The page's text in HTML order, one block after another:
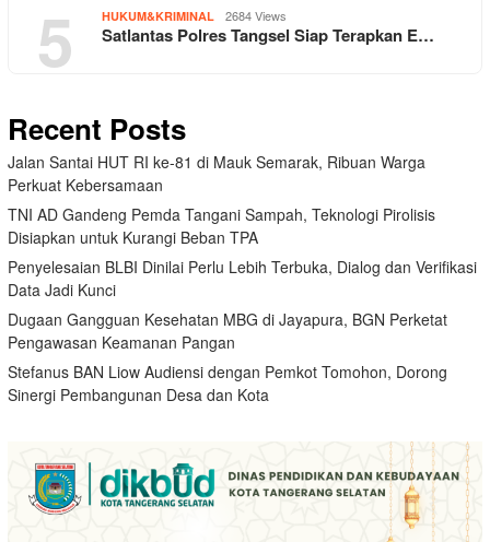
5 HUKUM&KRIMINAL 2684 Views
Satlantas Polres Tangsel Siap Terapkan E…
Recent Posts
Jalan Santai HUT RI ke-81 di Mauk Semarak, Ribuan Warga
Perkuat Kebersamaan
TNI AD Gandeng Pemda Tangani Sampah, Teknologi Pirolisis
Disiapkan untuk Kurangi Beban TPA
Penyelesaian BLBI Dinilai Perlu Lebih Terbuka, Dialog dan Verifikasi
Data Jadi Kunci
Dugaan Gangguan Kesehatan MBG di Jayapura, BGN Perketat
Pengawasan Keamanan Pangan
Stefanus BAN Liow Audiensi dengan Pemkot Tomohon, Dorong
Sinergi Pembangunan Desa dan Kota